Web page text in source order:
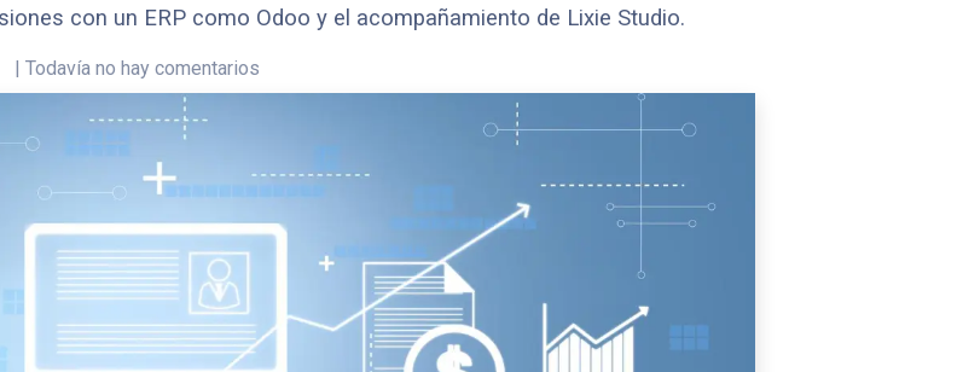
con un ERP como Odoo y el acompañamiento de Lixie Studio.
| Todavía no hay comentarios